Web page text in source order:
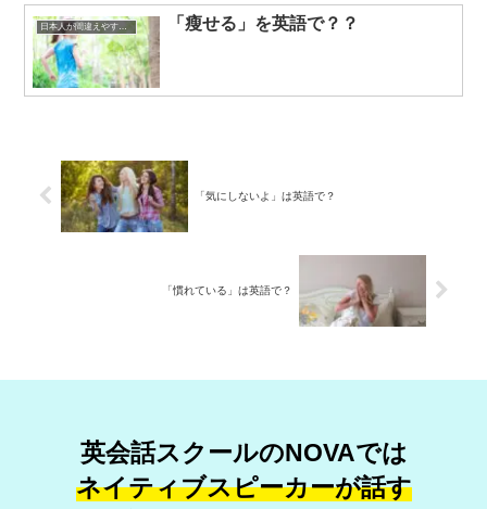
日本人が間違えやすい英語表現 「瘦せる」を英語で？？
「気にしないよ」は英語で？
「慣れている」は英語で？
英会話スクールのNOVAでは
ネイティブスピーカーが話す